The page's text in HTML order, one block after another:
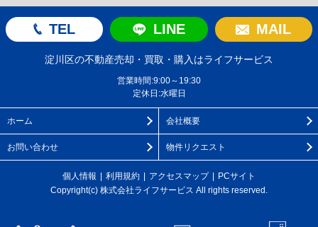
TEL LINE MAIL
淀川区の不動産売却・買取・購入はライフサービス
営業時間:9:00～19:30
定休日:水曜日
ホーム 会社概要
お問い合わせ 物件リクエスト
個人情報 利用規約 アクセスマップ
PCサイト
Copyright(c) 株式会社ライフサービス All rights reserved.